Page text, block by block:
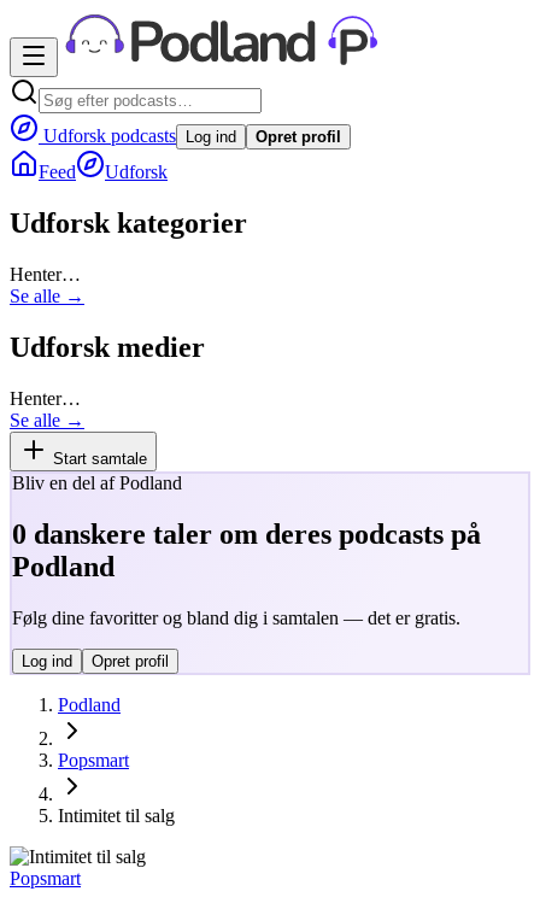
Udforsk podcasts Log ind Opret profil
Feed Udforsk
Udforsk kategorier
Henter…
Se alle →
Udforsk medier
Henter…
Se alle →
Start samtale
Bliv en del af Podland
0 danskere taler om deres podcasts på
Podland
Følg dine favoritter og bland dig i samtalen — det er gratis.
Log ind Opret profil
Podland
Popsmart
Intimitet til salg
Popsmart